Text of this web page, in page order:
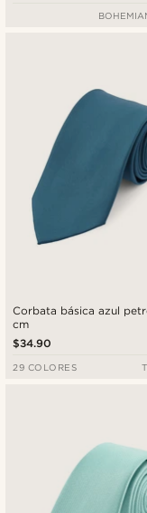
Corbata básica azul
cm
$34.90
29 COLORES